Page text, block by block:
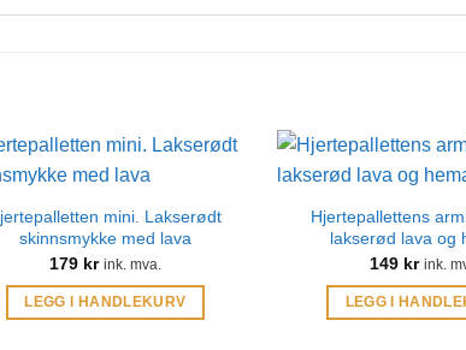
mini. Lakserødt
skinnsmykke med lava
179 kr ink. mva.
LEGG I HANDLEKURV
Hjertepallettens
lakserød lava og
149 kr ink.
LEGG I